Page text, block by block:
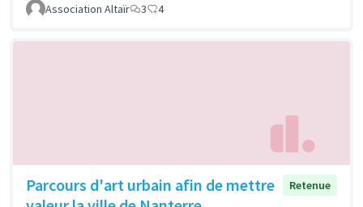
Association Altaïr 3 4
Parcours d'art urbain afin de mettre
Retenue